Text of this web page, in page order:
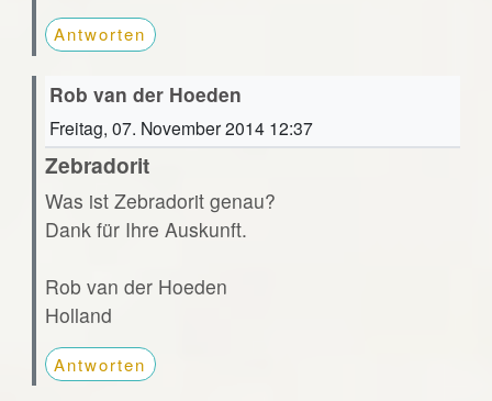
Antworten
Rob van der Hoeden
Freitag, 07. November 2014 12:37
Zebradorit
Was ist Zebradorit genau?
Dank für Ihre Auskunft.
Rob van der Hoeden
Holland
Antworten